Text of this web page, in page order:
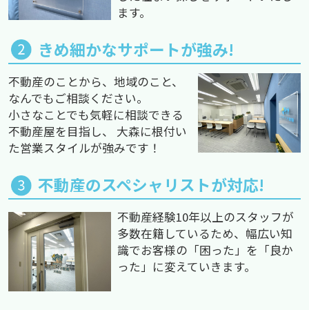
ます。
きめ細かなサポートが強み!
不動産のことから、地域のこと、
なんでもご相談ください。
小さなことでも気軽に相談できる
不動産屋を目指し、 大森に根付い
た営業スタイルが強みです！
不動産のスペシャリストが対応!
不動産経験10年以上のスタッフが
多数在籍しているため、幅広い知
識でお客様の「困った」を「良か
った」に変えていきます。